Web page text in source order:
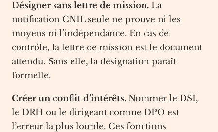
Désigner sans lettre de mission. La
notification CNIL seule ne prouve ni les
moyens ni l’indépendance. En cas de
contrôle, la lettre de mission est le document
attendu. Sans elle, la désignation paraît
formelle.
Créer un conflit d’intérêts. Nommer le DSI,
le DRH ou le dirigeant comme DPO est
l’erreur la plus lourde. Ces fonctions